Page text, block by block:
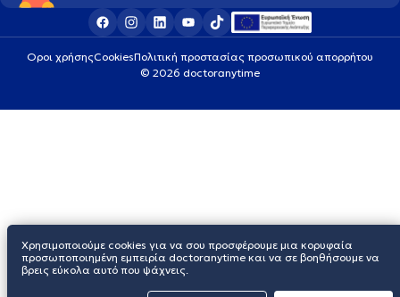
Οροι χρήσηςCookiesΠολιτική προστασίας προσωπικού απορρήτου
© 2026 doctoranytime
Χρησιμοποιούμε cookies για να σου προσφέρουμε μια κορυφαία
προσωποποιημένη εμπειρία doctoranytime και να σε βοηθήσουμε να
βρεις εύκολα αυτό που ψάχνεις.